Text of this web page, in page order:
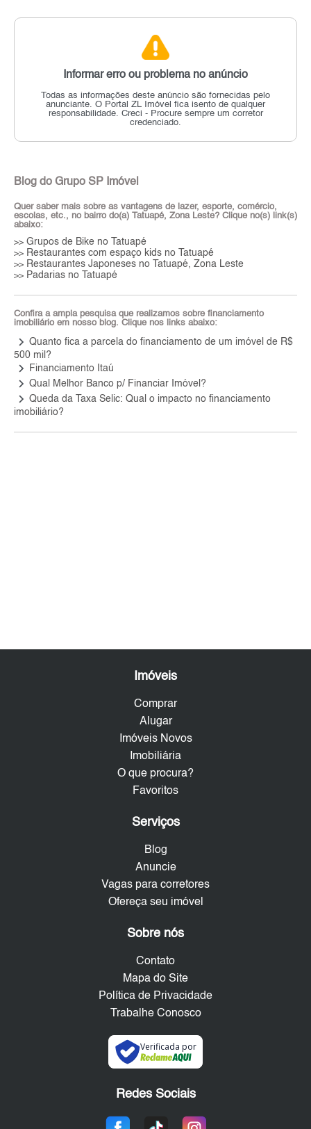
Informar erro ou problema no anúncio
Todas as informações deste anúncio são fornecidas pelo
anunciante. O Portal ZL Imóvel fica isento de qualquer
responsabilidade. Creci - Procure sempre um corretor
credenciado.
Blog do Grupo SP Imóvel
Quer saber mais sobre as vantagens de lazer, esporte, comércio,
escolas, etc., no bairro do(a) Tatuapé, Zona Leste? Clique no(s) link(s)
abaixo:
>> Grupos de Bike no Tatuapé
>> Restaurantes com espaço kids no Tatuapé
>> Restaurantes Japoneses no Tatuapé, Zona Leste
>> Padarias no Tatuapé
Confira a ampla pesquisa que realizamos sobre financiamento
imobiliário em nosso blog. Clique nos links abaixo:
keyboard_arrow_right Quanto fica a parcela do financiamento de um imóvel de R$
500 mil?
keyboard_arrow_right Financiamento Itaú
keyboard_arrow_right Qual Melhor Banco p/ Financiar Imóvel?
keyboard_arrow_right Queda da Taxa Selic: Qual o impacto no financiamento
imobiliário?
Imóveis
Comprar
Alugar
Imóveis Novos
Imobiliária
O que procura?
Favoritos
Serviços
Blog
Anuncie
Vagas para corretores
Ofereça seu imóvel
Sobre nós
Contato
Mapa do Site
Política de Privacidade
Trabalhe Conosco
Verificada por
Redes Sociais